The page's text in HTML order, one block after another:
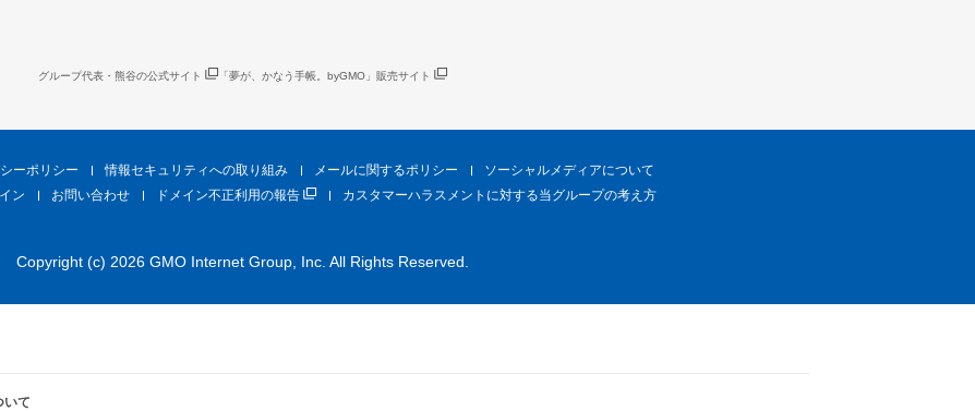
グループ代表・熊谷の公式サイト 「夢が、かなう手帳。byGMO」販売サイト
ーポリシー 情報セキュリティへの取り組み メールに関するポリシー
ソーシャルメディアについて
ン
お問い合わせ ドメイン不正利用の報告 カスタマーハラスメントに対する当グループの考え方
Copyright (c) 2026 GMO Internet Group, Inc. All Rights Reserved.
いて